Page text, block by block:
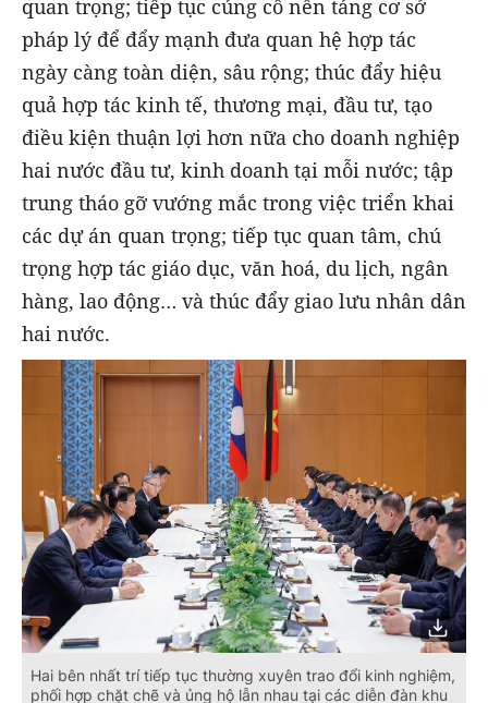
quan trọng; tiếp tục củng cố nền tảng cơ sở
pháp lý để đẩy mạnh đưa quan hệ hợp tác
ngày càng toàn diện, sâu rộng; thúc đẩy hiệu
quả hợp tác kinh tế, thương mại, đầu tư, tạo
điều kiện thuận lợi hơn nữa cho doanh nghiệp
hai nước đầu tư, kinh doanh tại mỗi nước; tập
trung tháo gỡ vướng mắc trong việc triển khai
các dự án quan trọng; tiếp tục quan tâm, chú
trọng hợp tác giáo dục, văn hoá, du lịch, ngân
hàng, lao động… và thúc đẩy giao lưu nhân dân
hai nước.
Hai bên nhất trí tiếp tục thường xuyên trao đổi kinh nghiệm,
phối hợp chặt chẽ và ủng hộ lẫn nhau tại các diễn đàn khu